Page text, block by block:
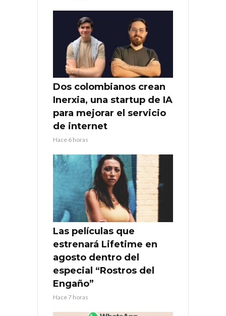
Dos colombianos crean
Inerxia, una startup de IA
para mejorar el servicio
de internet
Hace 6 horas
Las películas que
estrenará Lifetime en
agosto dentro del
especial “Rostros del
Engaño”
Hace 7 horas